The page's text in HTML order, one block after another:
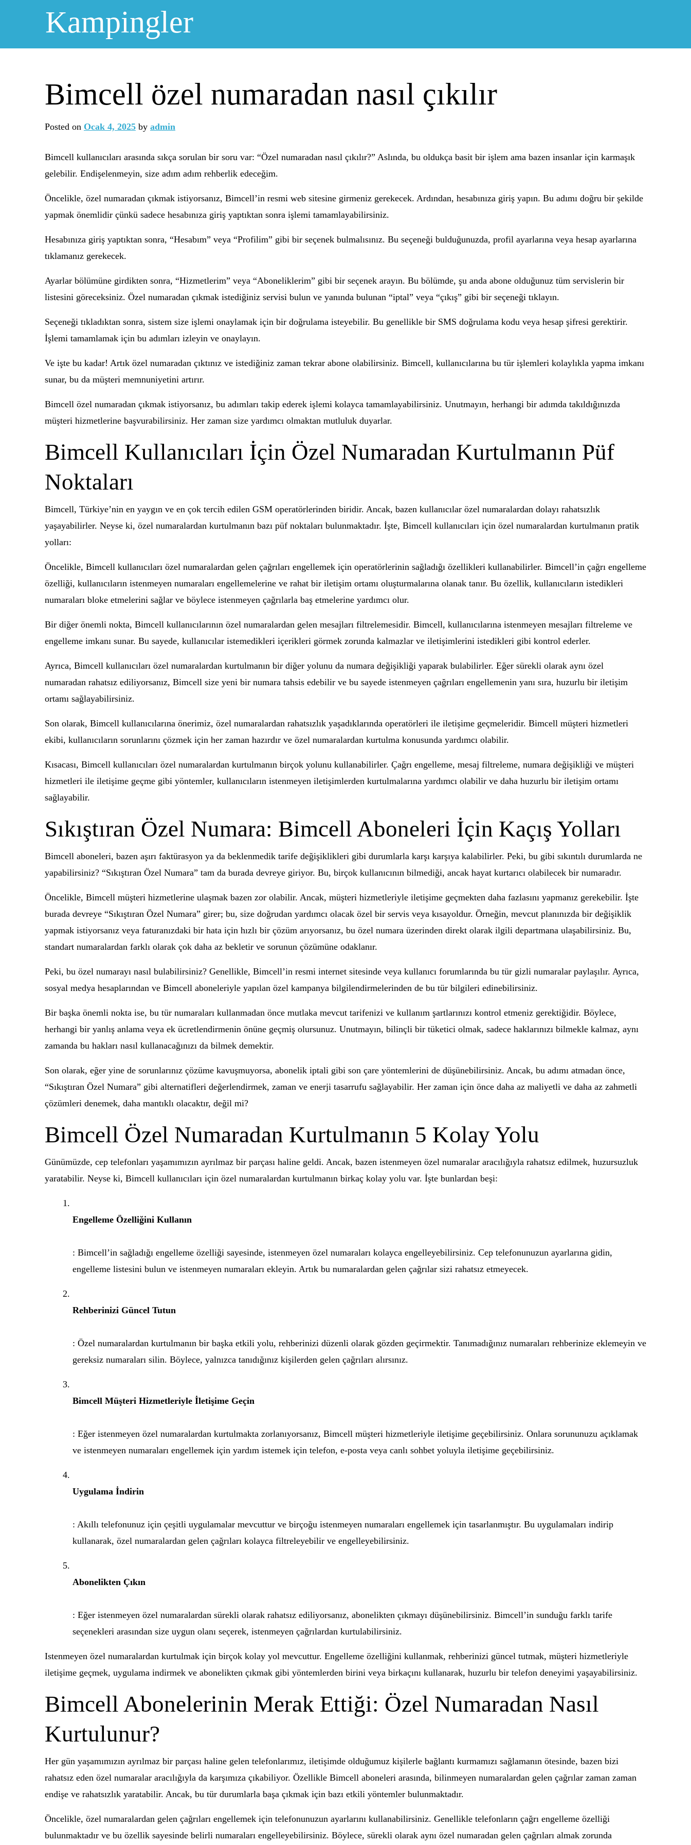
Kampingler
Bimcell özel numaradan nasıl çıkılır
Posted on Ocak 4, 2025 by admin
Bimcell kullanıcıları arasında sıkça sorulan bir soru var: “Özel numaradan nasıl çıkılır?” Aslında, bu oldukça basit bir işlem ama bazen insanlar için karmaşık
gelebilir. Endişelenmeyin, size adım adım rehberlik edeceğim.
Öncelikle, özel numaradan çıkmak istiyorsanız, Bimcell’in resmi web sitesine girmeniz gerekecek. Ardından, hesabınıza giriş yapın. Bu adımı doğru bir şekilde
yapmak önemlidir çünkü sadece hesabınıza giriş yaptıktan sonra işlemi tamamlayabilirsiniz.
Hesabınıza giriş yaptıktan sonra, “Hesabım” veya “Profilim” gibi bir seçenek bulmalısınız. Bu seçeneği bulduğunuzda, profil ayarlarına veya hesap ayarlarına
tıklamanız gerekecek.
Ayarlar bölümüne girdikten sonra, “Hizmetlerim” veya “Aboneliklerim” gibi bir seçenek arayın. Bu bölümde, şu anda abone olduğunuz tüm servislerin bir
listesini göreceksiniz. Özel numaradan çıkmak istediğiniz servisi bulun ve yanında bulunan “iptal” veya “çıkış” gibi bir seçeneği tıklayın.
Seçeneği tıkladıktan sonra, sistem size işlemi onaylamak için bir doğrulama isteyebilir. Bu genellikle bir SMS doğrulama kodu veya hesap şifresi gerektirir.
İşlemi tamamlamak için bu adımları izleyin ve onaylayın.
Ve işte bu kadar! Artık özel numaradan çıktınız ve istediğiniz zaman tekrar abone olabilirsiniz. Bimcell, kullanıcılarına bu tür işlemleri kolaylıkla yapma imkanı
sunar, bu da müşteri memnuniyetini artırır.
Bimcell özel numaradan çıkmak istiyorsanız, bu adımları takip ederek işlemi kolayca tamamlayabilirsiniz. Unutmayın, herhangi bir adımda takıldığınızda
müşteri hizmetlerine başvurabilirsiniz. Her zaman size yardımcı olmaktan mutluluk duyarlar.
Bimcell Kullanıcıları İçin Özel Numaradan Kurtulmanın Püf
Noktaları
Bimcell, Türkiye’nin en yaygın ve en çok tercih edilen GSM operatörlerinden biridir. Ancak, bazen kullanıcılar özel numaralardan dolayı rahatsızlık
yaşayabilirler. Neyse ki, özel numaralardan kurtulmanın bazı püf noktaları bulunmaktadır. İşte, Bimcell kullanıcıları için özel numaralardan kurtulmanın pratik
yolları:
Öncelikle, Bimcell kullanıcıları özel numaralardan gelen çağrıları engellemek için operatörlerinin sağladığı özellikleri kullanabilirler. Bimcell’in çağrı engelleme
özelliği, kullanıcıların istenmeyen numaraları engellemelerine ve rahat bir iletişim ortamı oluşturmalarına olanak tanır. Bu özellik, kullanıcıların istedikleri
numaraları bloke etmelerini sağlar ve böylece istenmeyen çağrılarla baş etmelerine yardımcı olur.
Bir diğer önemli nokta, Bimcell kullanıcılarının özel numaralardan gelen mesajları filtrelemesidir. Bimcell, kullanıcılarına istenmeyen mesajları filtreleme ve
engelleme imkanı sunar. Bu sayede, kullanıcılar istemedikleri içerikleri görmek zorunda kalmazlar ve iletişimlerini istedikleri gibi kontrol ederler.
Ayrıca, Bimcell kullanıcıları özel numaralardan kurtulmanın bir diğer yolunu da numara değişikliği yaparak bulabilirler. Eğer sürekli olarak aynı özel
numaradan rahatsız ediliyorsanız, Bimcell size yeni bir numara tahsis edebilir ve bu sayede istenmeyen çağrıları engellemenin yanı sıra, huzurlu bir iletişim
ortamı sağlayabilirsiniz.
Son olarak, Bimcell kullanıcılarına önerimiz, özel numaralardan rahatsızlık yaşadıklarında operatörleri ile iletişime geçmeleridir. Bimcell müşteri hizmetleri
ekibi, kullanıcıların sorunlarını çözmek için her zaman hazırdır ve özel numaralardan kurtulma konusunda yardımcı olabilir.
Kısacası, Bimcell kullanıcıları özel numaralardan kurtulmanın birçok yolunu kullanabilirler. Çağrı engelleme, mesaj filtreleme, numara değişikliği ve müşteri
hizmetleri ile iletişime geçme gibi yöntemler, kullanıcıların istenmeyen iletişimlerden kurtulmalarına yardımcı olabilir ve daha huzurlu bir iletişim ortamı
sağlayabilir.
Sıkıştıran Özel Numara: Bimcell Aboneleri İçin Kaçış Yolları
Bimcell aboneleri, bazen aşırı faktürasyon ya da beklenmedik tarife değişiklikleri gibi durumlarla karşı karşıya kalabilirler. Peki, bu gibi sıkıntılı durumlarda ne
yapabilirsiniz? “Sıkıştıran Özel Numara” tam da burada devreye giriyor. Bu, birçok kullanıcının bilmediği, ancak hayat kurtarıcı olabilecek bir numaradır.
Öncelikle, Bimcell müşteri hizmetlerine ulaşmak bazen zor olabilir. Ancak, müşteri hizmetleriyle iletişime geçmekten daha fazlasını yapmanız gerekebilir. İşte
burada devreye “Sıkıştıran Özel Numara” girer; bu, size doğrudan yardımcı olacak özel bir servis veya kısayoldur. Örneğin, mevcut planınızda bir değişiklik
yapmak istiyorsanız veya faturanızdaki bir hata için hızlı bir çözüm arıyorsanız, bu özel numara üzerinden direkt olarak ilgili departmana ulaşabilirsiniz. Bu,
standart numaralardan farklı olarak çok daha az bekletir ve sorunun çözümüne odaklanır.
Peki, bu özel numarayı nasıl bulabilirsiniz? Genellikle, Bimcell’in resmi internet sitesinde veya kullanıcı forumlarında bu tür gizli numaralar paylaşılır. Ayrıca,
sosyal medya hesaplarından ve Bimcell aboneleriyle yapılan özel kampanya bilgilendirmelerinden de bu tür bilgileri edinebilirsiniz.
Bir başka önemli nokta ise, bu tür numaraları kullanmadan önce mutlaka mevcut tarifenizi ve kullanım şartlarınızı kontrol etmeniz gerektiğidir. Böylece,
herhangi bir yanlış anlama veya ek ücretlendirmenin önüne geçmiş olursunuz. Unutmayın, bilinçli bir tüketici olmak, sadece haklarınızı bilmekle kalmaz, aynı
zamanda bu hakları nasıl kullanacağınızı da bilmek demektir.
Son olarak, eğer yine de sorunlarınız çözüme kavuşmuyorsa, abonelik iptali gibi son çare yöntemlerini de düşünebilirsiniz. Ancak, bu adımı atmadan önce,
“Sıkıştıran Özel Numara” gibi alternatifleri değerlendirmek, zaman ve enerji tasarrufu sağlayabilir. Her zaman için önce daha az maliyetli ve daha az zahmetli
çözümleri denemek, daha mantıklı olacaktır, değil mi?
Bimcell Özel Numaradan Kurtulmanın 5 Kolay Yolu
Günümüzde, cep telefonları yaşamımızın ayrılmaz bir parçası haline geldi. Ancak, bazen istenmeyen özel numaralar aracılığıyla rahatsız edilmek, huzursuzluk
yaratabilir. Neyse ki, Bimcell kullanıcıları için özel numaralardan kurtulmanın birkaç kolay yolu var. İşte bunlardan beşi:
Engelleme Özelliğini Kullanın
: Bimcell’in sağladığı engelleme özelliği sayesinde, istenmeyen özel numaraları kolayca engelleyebilirsiniz. Cep telefonunuzun ayarlarına gidin,
engelleme listesini bulun ve istenmeyen numaraları ekleyin. Artık bu numaralardan gelen çağrılar sizi rahatsız etmeyecek.
Rehberinizi Güncel Tutun
: Özel numaralardan kurtulmanın bir başka etkili yolu, rehberinizi düzenli olarak gözden geçirmektir. Tanımadığınız numaraları rehberinize eklemeyin ve
gereksiz numaraları silin. Böylece, yalnızca tanıdığınız kişilerden gelen çağrıları alırsınız.
Bimcell Müşteri Hizmetleriyle İletişime Geçin
: Eğer istenmeyen özel numaralardan kurtulmakta zorlanıyorsanız, Bimcell müşteri hizmetleriyle iletişime geçebilirsiniz. Onlara sorununuzu açıklamak
ve istenmeyen numaraları engellemek için yardım istemek için telefon, e-posta veya canlı sohbet yoluyla iletişime geçebilirsiniz.
Uygulama İndirin
: Akıllı telefonunuz için çeşitli uygulamalar mevcuttur ve birçoğu istenmeyen numaraları engellemek için tasarlanmıştır. Bu uygulamaları indirip
kullanarak, özel numaralardan gelen çağrıları kolayca filtreleyebilir ve engelleyebilirsiniz.
Abonelikten Çıkın
: Eğer istenmeyen özel numaralardan sürekli olarak rahatsız ediliyorsanız, abonelikten çıkmayı düşünebilirsiniz. Bimcell’in sunduğu farklı tarife
seçenekleri arasından size uygun olanı seçerek, istenmeyen çağrılardan kurtulabilirsiniz.
Istenmeyen özel numaralardan kurtulmak için birçok kolay yol mevcuttur. Engelleme özelliğini kullanmak, rehberinizi güncel tutmak, müşteri hizmetleriyle
iletişime geçmek, uygulama indirmek ve abonelikten çıkmak gibi yöntemlerden birini veya birkaçını kullanarak, huzurlu bir telefon deneyimi yaşayabilirsiniz.
Bimcell Abonelerinin Merak Ettiği: Özel Numaradan Nasıl
Kurtulunur?
Her gün yaşamımızın ayrılmaz bir parçası haline gelen telefonlarımız, iletişimde olduğumuz kişilerle bağlantı kurmamızı sağlamanın ötesinde, bazen bizi
rahatsız eden özel numaralar aracılığıyla da karşımıza çıkabiliyor. Özellikle Bimcell aboneleri arasında, bilinmeyen numaralardan gelen çağrılar zaman zaman
endişe ve rahatsızlık yaratabilir. Ancak, bu tür durumlarla başa çıkmak için bazı etkili yöntemler bulunmaktadır.
Öncelikle, özel numaralardan gelen çağrıları engellemek için telefonunuzun ayarlarını kullanabilirsiniz. Genellikle telefonların çağrı engelleme özelliği
bulunmaktadır ve bu özellik sayesinde belirli numaraları engelleyebilirsiniz. Böylece, sürekli olarak aynı özel numaradan gelen çağrıları almak zorunda